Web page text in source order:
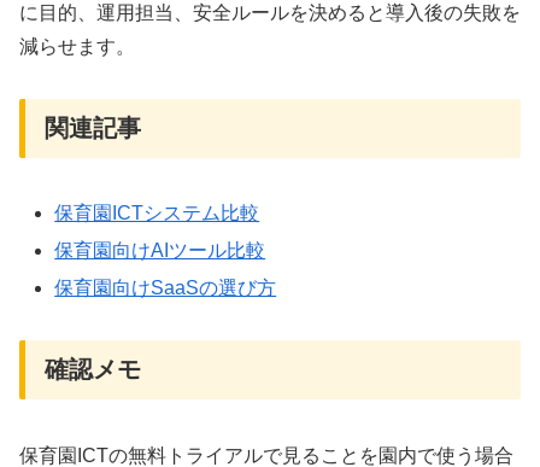
に目的、運用担当、安全ルールを決めると導入後の失敗を
減らせます。
関連記事
保育園ICTシステム比較
保育園向けAIツール比較
保育園向けSaaSの選び方
確認メモ
保育園ICTの無料トライアルで見ることを園内で使う場合